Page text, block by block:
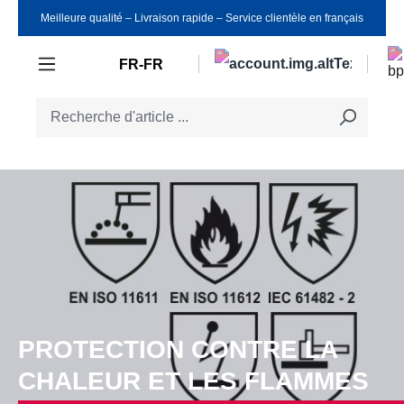
Passer au contenu principal
Meilleure qualité ‒ Livraison rapide ‒ Service clientèle en français
FR-FR
PROTECTION CONTRE LA
CHALEUR ET LES FLAMMES